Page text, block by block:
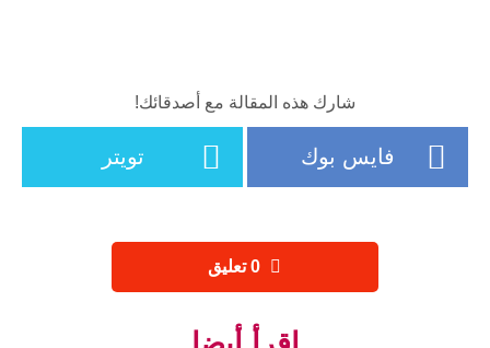
شارك هذه المقالة مع أصدقائك!
فايس بوك تويتر